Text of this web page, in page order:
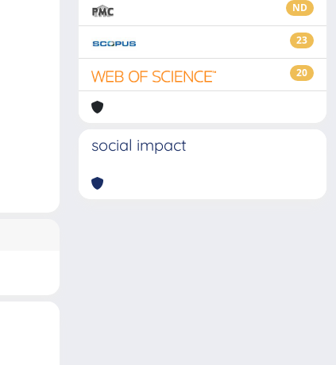
ND
23
20
social impact